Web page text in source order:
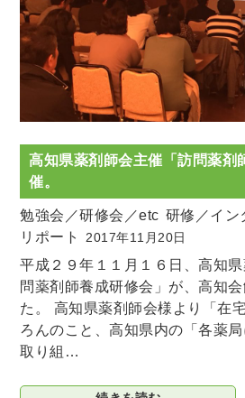
高知県薬剤師会主催「訪問薬剤
催。
勉強会／研修会／etc 研修／イン
リポート
2017年11月20日
平成２９年１１月１６日、高知
問薬剤師養成研修会」が、高知
た。 高知県薬剤師会様より「在
ろんのこと、高知県内の「各薬
取り組…